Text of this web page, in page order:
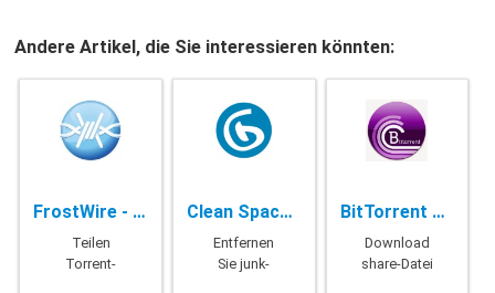
Andere Artikel, die Sie interessieren könnten:
FrostWire - 6.8.5
Teilen
Torrent-
Clean Space Pro - 7.46
Entfernen
Sie junk-
BitTorrent PRO - 7.10.5 Build 45785
Download
share-Datei